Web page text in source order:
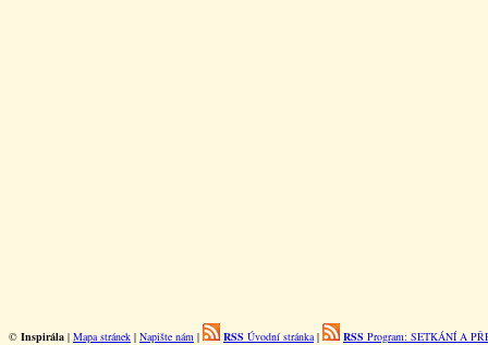
© Inspirála | Mapa stránek | Napište nám | RSS Úvodní stránka| RSS Program: SETKÁNÍ A